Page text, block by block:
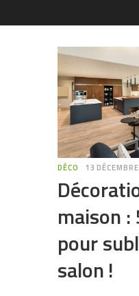
DÉCO 13
maison :
pour
salon !